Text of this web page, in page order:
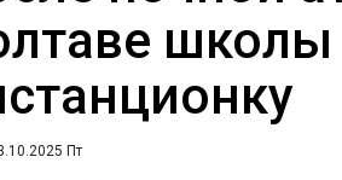
школы
Пт